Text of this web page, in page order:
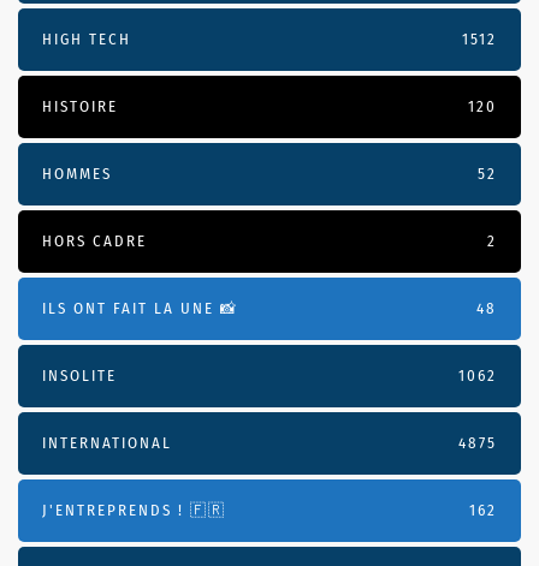
HIGH TECH 1512
HISTOIRE 120
HOMMES 52
HORS CADRE 2
ILS ONT FAIT LA UNE 📸 48
INSOLITE 1062
INTERNATIONAL 4875
J'ENTREPRENDS ! 🇫🇷 162